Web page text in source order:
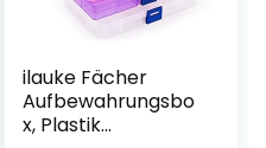
ilauke Fächer
Aufbewahrungsbo
x, Plastik